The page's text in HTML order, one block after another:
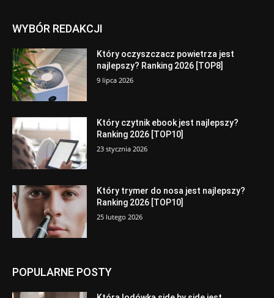
WYBÓR REDAKCJI
Który oczyszczacz powietrza jest
najlepszy? Ranking 2026 [TOP8]
9 lipca 2026
Który czytnik ebook jest najlepszy?
Ranking 2026 [TOP10]
23 stycznia 2026
Który trymer do nosa jest najlepszy?
Ranking 2026 [TOP10]
25 lutego 2026
POPULARNE POSTY